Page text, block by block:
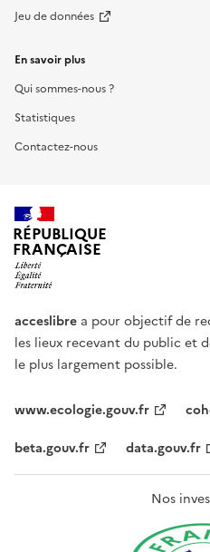
Jeu de données
En savoir plus
Qui sommes-nous ?
Statistiques
Contactez-nous
RÉPUBLIQUE
FRANÇAISE
acceslibre a pour objectif de
les lieux recevant du public et
le plus largement possible.
www.ecologie.gouv.fr
beta.gouv.fr
data.gouv.fr
Nos